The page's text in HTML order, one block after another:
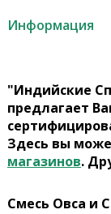
Информация
"Индийские
предлагает
Здесь вы
магазинов.
Смесь Овса и